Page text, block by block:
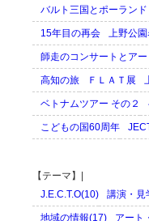
バルト三国とポーランド
15年目の再会 上野公
師走のコンサートとアー
高知の旅 ＦＬＡＴ展
ベトナムツアー その２
こどもの国60周年
【テーマ】|
J.E.C.T.O(10)
講演・見
地域の情報(17) アート